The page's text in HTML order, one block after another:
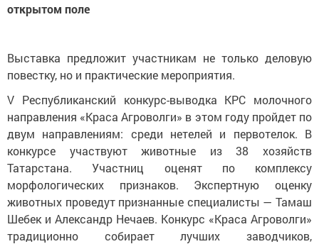
открытом поле
Выставка предложит участникам не только деловую
повестку, но и практические мероприятия.
V Республиканский конкурс-выводка КРС молочного
направления «Краса Агроволги» в этом году пройдет по
двум направлениям: среди нетелей и первотелок. В
конкурсе участвуют животные из 38 хозяйств
Татарстана. Участниц оценят по комплексу
морфологических признаков. Экспертную оценку
животных проведут признанные специалисты — Тамаш
Шебек и Александр Нечаев. Конкурс «Краса Агроволги»
традиционно собирает лучших заводчиков,